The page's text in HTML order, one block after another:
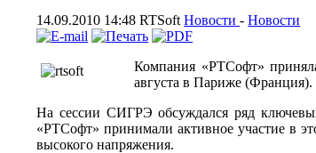
14.09.2010 14:48RTSoftНовости-Новости
Компания «РТСофт»
августа в Париже (Франция).
На сессии СИГРЭ обсуждался ряд
«РТСофт» принимали активное участие в
высокого напряжения.